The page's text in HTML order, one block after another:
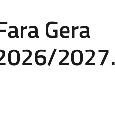
Gera
2027.